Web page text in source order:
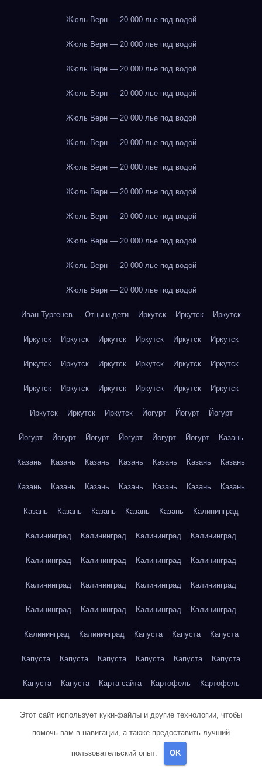
Жюль Верн — 20 000 лье под водой
Жюль Верн — 20 000 лье под водой
Жюль Верн — 20 000 лье под водой
Жюль Верн — 20 000 лье под водой
Жюль Верн — 20 000 лье под водой
Жюль Верн — 20 000 лье под водой
Жюль Верн — 20 000 лье под водой
Жюль Верн — 20 000 лье под водой
Жюль Верн — 20 000 лье под водой
Жюль Верн — 20 000 лье под водой
Жюль Верн — 20 000 лье под водой
Жюль Верн — 20 000 лье под водой
Иван Тургенев — Отцы и дети Иркутск Иркутск Иркутск
Иркутск Иркутск Иркутск Иркутск Иркутск Иркутск
Иркутск Иркутск Иркутск Иркутск Иркутск Иркутск
Иркутск Иркутск Иркутск Иркутск Иркутск Иркутск
Иркутск Иркутск Иркутск Йогурт Йогурт Йогурт
Йогурт Йогурт Йогурт Йогурт Йогурт Йогурт Казань
Казань Казань Казань Казань Казань Казань Казань
Казань Казань Казань Казань Казань Казань Казань
Казань Казань Казань Казань Казань Калининград
Калининград Калининград Калининград Калининград
Калининград Калининград Калининград Калининград
Калининград Калининград Калининград Калининград
Калининград Калининград Калининград Калининград
Калининград Калининград Капуста Капуста Капуста
Капуста Капуста Капуста Капуста Капуста Капуста
Капуста Капуста Карта сайта Картофель Картофель
Картофель Картофель Картофель Картофель Кейптаун
Кейптаун Кейптаун Кейптаун
Этот сайт использует куки-файлы и другие технологии, чтобы
помочь вам в навигации, а также предоставить лучший
пользовательский опыт. OK